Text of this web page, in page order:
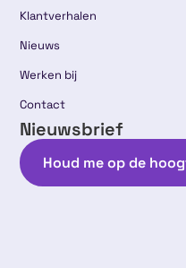
Klantverhalen
Nieuws
Werken bij
Contact
Nieuwsbrief
Houd me op de